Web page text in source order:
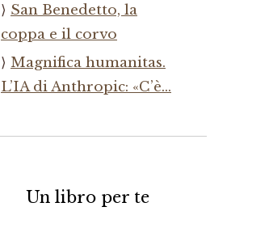
San Benedetto, la
coppa e il corvo
Magnifica humanitas.
L’IA di Anthropic: «C’è…
Un libro per te